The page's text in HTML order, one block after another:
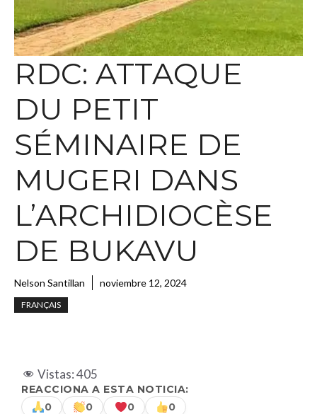
RDC: ATTAQUE
DU PETIT
SÉMINAIRE DE
MUGERI DANS
L’ARCHIDIOCÈSE
DE BUKAVU
Nelson Santillan noviembre 12, 2024
FRANÇAIS
Vistas:405
REACCIONA A ESTA NOTICIA:
0
0 0 0